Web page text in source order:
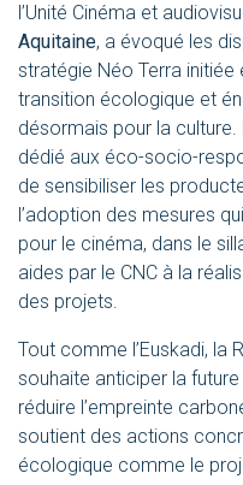
l’Unité Cinéma et
Aquitaine, a évoqué les
stratégie Néo Terra
transition écologique et
désormais pour la culture.
dédié aux éco-socio-
de sensibiliser les
l’adoption des mesures
pour le cinéma, dans le
aides par le CNC à la
des projets.
Tout comme l’Euskadi, la
souhaite anticiper la
réduire l’empreinte
soutient des actions
écologique comme le